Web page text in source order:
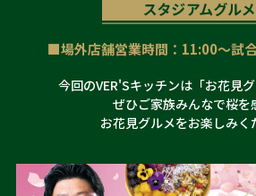
■場外店舗営業時間：11:00～試
今回のVER'Sキッチンは「お花見
ぜひご家族みんなで桜を
お花見グルメをお楽しみく